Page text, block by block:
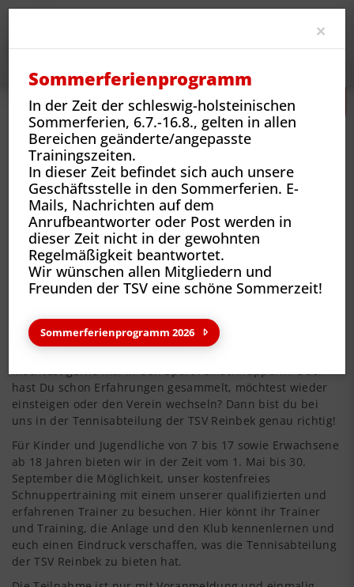
Sportarten Sportangebote und Abteilungen
Schnuppertraining
Schnuppertraining
möchtest gerne mal in den Sport reinschnuppern? Oder
hast Du schon Erfahrungen gesammelt, möchtest wieder
einsteigen oder den Verein wechseln? Dann bist du bei
uns in der Tennisabteilung der TSV Reinbek genau richtig!
Für Kinder und Jugendliche von 7 bis 17 sowie Erwachsene
ab 18 Jahren bieten wir in der Zeit vom 1. Mai bis 30.
September die Möglichkeit, unser kostenfreies
Schnuppertraining mit einem unserer qualifizierten und
erfahrenen Trainer zu besuchen. Hier könnt ihr Trainer
und Training, die Anlage und den Klub kennenlernen und
euch einen Eindruck verschaffen, was die Tennisabteilung
der TSV Reinbek zu bieten hat.
×
Sommerferienprogramm
In der Zeit der schleswig-holsteinischen
Sommerferien, 6.7.-16.8., gelten in allen
Bereichen geänderte/angepasste
Trainingszeiten.
In dieser Zeit befindet sich auch unsere
Geschäftsstelle in den Sommerferien. E-
Mails, Nachrichten auf dem
Anrufbeantworter oder Post werden in
dieser Zeit nicht in der gewohnten
Regelmäßigkeit beantwortet.
Wir wünschen allen Mitgliedern und
Freunden der TSV eine schöne Sommerzeit!
Sommerferienprogramm 2026